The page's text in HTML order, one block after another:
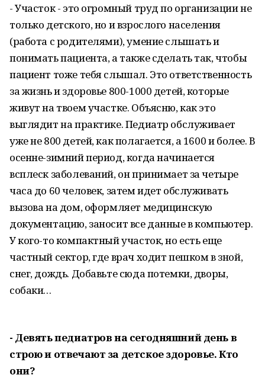
- Участок - это огромный труд по организации не
только детского, но и взрослого населения
(работа с родителями), умение слышать и
понимать пациента, а также сделать так, чтобы
пациент тоже тебя слышал. Это ответственность
за жизнь и здоровье 800-1000 детей, которые
живут на твоем участке. Объясню, как это
выглядит на практике. Педиатр обслуживает
уже не 800 детей, как полагается, а 1600 и более. В
осенне-зимний период, когда начинается
всплеск заболеваний, он принимает за четыре
часа до 60 человек, затем идет обслуживать
вызова на дом, оформляет медицинскую
документацию, заносит все данные в компьютер.
У кого-то компактный участок, но есть еще
частный сектор, где врач ходит пешком в зной,
снег, дождь. Добавьте сюда потемки, дворы,
собаки…
- Девять педиатров на сегодняшний день в
строю и отвечают за детское здоровье. Кто
они?